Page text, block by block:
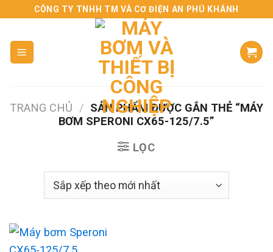
content
CÔNG TY TNHH TM VÀ CƠ ĐIỆN AN PHÚ KHÁNH
TRANG CHỦ / SẢN PHẨM ĐƯỢC GẮN THẺ “MÁY
BƠM SPERONI CX65-125/7.5”
LỌC